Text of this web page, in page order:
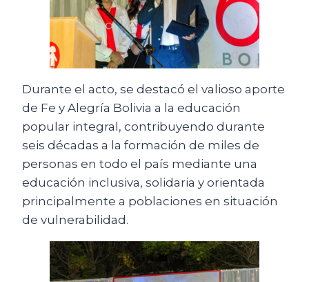
Durante el acto, se destacó el valioso aporte
de Fe y Alegría Bolivia a la educación
popular integral, contribuyendo durante
seis décadas a la formación de miles de
personas en todo el país mediante una
educación inclusiva, solidaria y orientada
principalmente a poblaciones en situación
de vulnerabilidad.